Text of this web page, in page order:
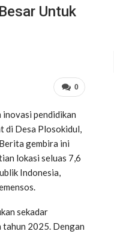
Untuk
0
inovasi pendidikan
di Desa Plosokidul,
gembira ini
lokasi seluas 7,6
Indonesia,
sekadar
tahun 2025. Dengan